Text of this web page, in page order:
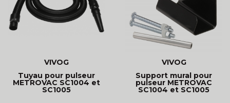
VIVOG
Tuyau pour pulseur
METROVAC SC1004 et
SC1005
VIVOG
Support mural pour
pulseur METROVAC
SC1004 et SC1005